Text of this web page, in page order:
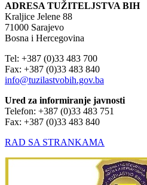
ADRESA TUŽITELJSTVA BIH
Kraljice Jelene 88
71000 Sarajevo
Bosna i Hercegovina
Tel: +387 (0)33 483 700
Fax: +387 (0)33 483 840
info@tuzilastvobih.gov.ba
Ured za informiranje javnosti
Telefon: +387 (0)33 483 751
Fax: +387 (0)33 483 840
RAD SA STRANKAMA